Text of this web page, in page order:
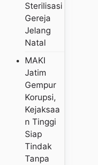
Sterilisasi
Gereja
Jelang
Natal
MAKI
Jatim
Gempur
Korupsi,
Kejaksaa
N Tinggi
Siap
Tindak
Tanpa